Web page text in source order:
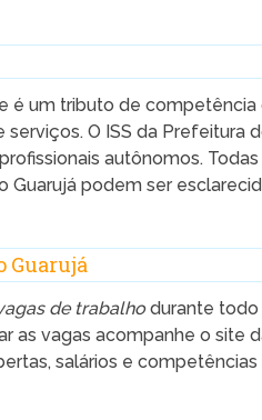
é um tributo de competência
O ISS da Prefeitura
autônomos.
Guarujá podem ser
Guarujá
de trabalhodurante todo
as vagas acompanhe o site
salários e competências